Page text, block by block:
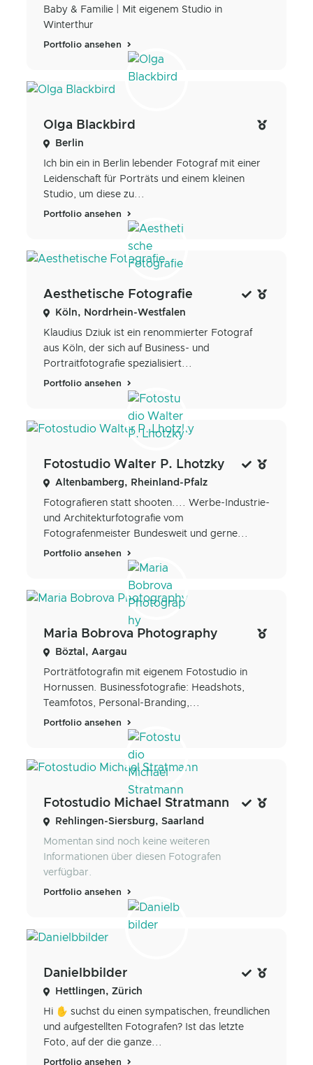
Baby & Familie | Mit eigenem Studio in
Winterthur
Portfolio ansehen
Olga Blackbird
Berlin
Ich bin ein in Berlin lebender Fotograf mit einer
Leidenschaft für Porträts und einem kleinen
Studio, um diese zu...
Portfolio ansehen
Aesthetische Fotografie
Köln, Nordrhein-Westfalen
Klaudius Dziuk ist ein renommierter Fotograf
aus Köln, der sich auf Business- und
Portraitfotografie spezialisiert...
Portfolio ansehen
Fotostudio Walter P. Lhotzky
Altenbamberg, Rheinland-Pfalz
Fotografieren statt shooten.... Werbe-Industrie-
und Architekturfotografie vom
Fotografenmeister Bundesweit und gerne...
Portfolio ansehen
Maria Bobrova Photography
Böztal, Aargau
Porträtfotografin mit eigenem Fotostudio in
Hornussen. Businessfotografie: Headshots,
Teamfotos, Personal-Branding,...
Portfolio ansehen
Fotostudio Michael Stratmann
Rehlingen-Siersburg, Saarland
Momentan sind noch keine weiteren
Informationen über diesen Fotografen
verfügbar.
Portfolio ansehen
Danielbbilder
Hettlingen, Zürich
Hi ✋ suchst du einen sympatischen, freundlichen
und aufgestellten Fotografen? Ist das letzte
Foto, auf der die ganze...
Portfolio ansehen